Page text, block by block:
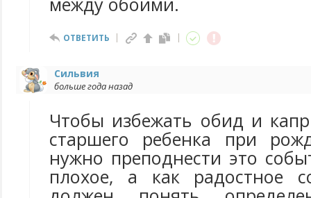
ОТВЕТИТЬ
Сильвия
больше года назад
Чтобы избежать обид и
старшего ребенка при
нужно преподнести это
плохое, а как радостное